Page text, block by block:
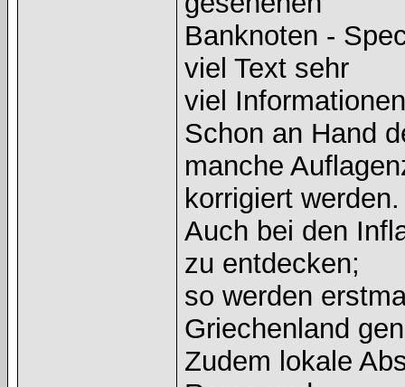
Banknoten -
viel Text sehr
viel
Schon an Hand
manche
korrigiert werden.
Auch bei den
zu entdecken;
so werden
Griechenland
Zudem lokale